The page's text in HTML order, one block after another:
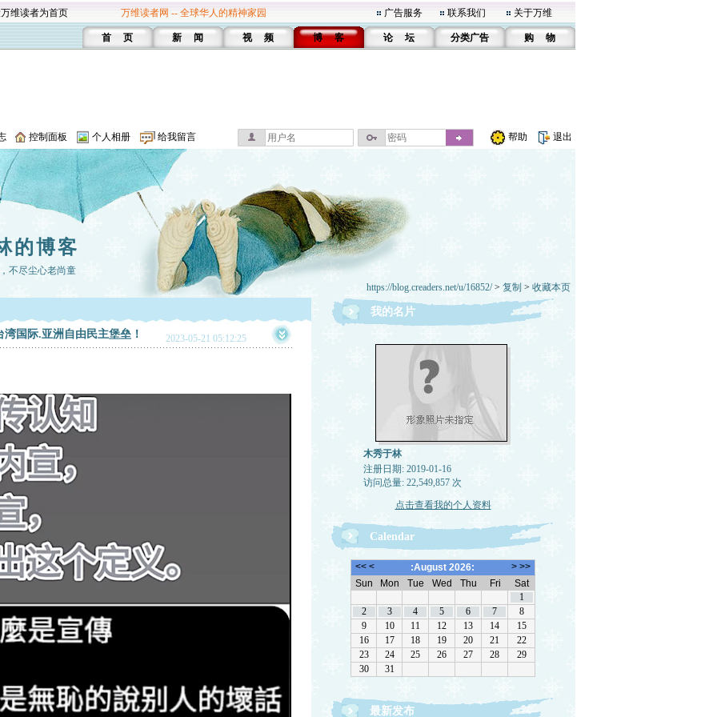
维读者为首页 万维读者网 -- 全球华人的精神家园 广告服务 联系我们 关于万维
首 页 新 闻 视 频 博 客 论 坛 分类广告 购 物
控制面板 个人相册 给我留言 帮助 退出
的博客
不尽尘心老尚童
https://blog.creaders.net/u/16852/> 复制 > 收藏本页
国际.亚洲自由民主堡垒！ 2023-05-21 05:12:25
我的名片
木秀于林
注册日期: 2019-01-16
访问总量: 22,549,857 次
点击查看我的个人资料
Calendar
最新发布